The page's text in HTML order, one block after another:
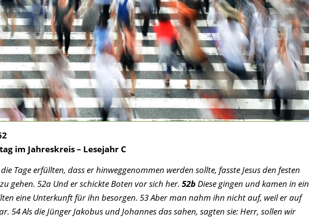
im Jahreskreis – Lesejahr C
Tage erfüllten, dass er hinweggenommen werden sollte, fasste Jesus den festen
gehen. 52a Und er schickte Boten vor sich her. 52bDiese gingen und kamen in ein
eine Unterkunft für ihn besorgen. 53 Aber man nahm ihn nicht auf, weil er auf
54 Als die Jünger Jakobus und Johannes das sahen, sagten sie: Herr, sollen wir